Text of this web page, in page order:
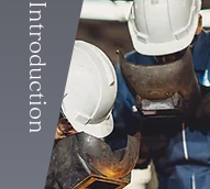
Introduction